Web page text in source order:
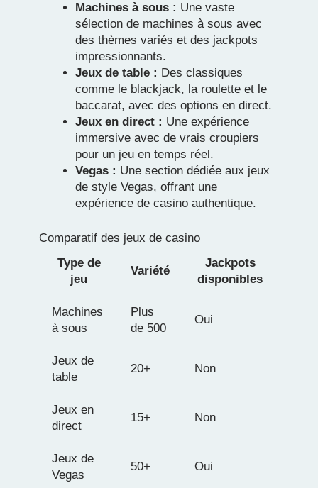
Machines à sous : Une vaste
sélection de machines à sous avec
des thèmes variés et des jackpots
impressionnants.
Jeux de table : Des classiques
comme le blackjack, la roulette et le
baccarat, avec des options en direct.
Jeux en direct : Une expérience
immersive avec de vrais croupiers
pour un jeu en temps réel.
Vegas : Une section dédiée aux jeux
de style Vegas, offrant une
expérience de casino authentique.
Comparatif des jeux de casino
Type de
jeu
Variété
Jackpots
disponibles
Machines
à sous
Plus
de 500
Oui
Jeux de
table
20+ Non
Jeux en
direct
15+ Non
Jeux de
Vegas
50+ Oui